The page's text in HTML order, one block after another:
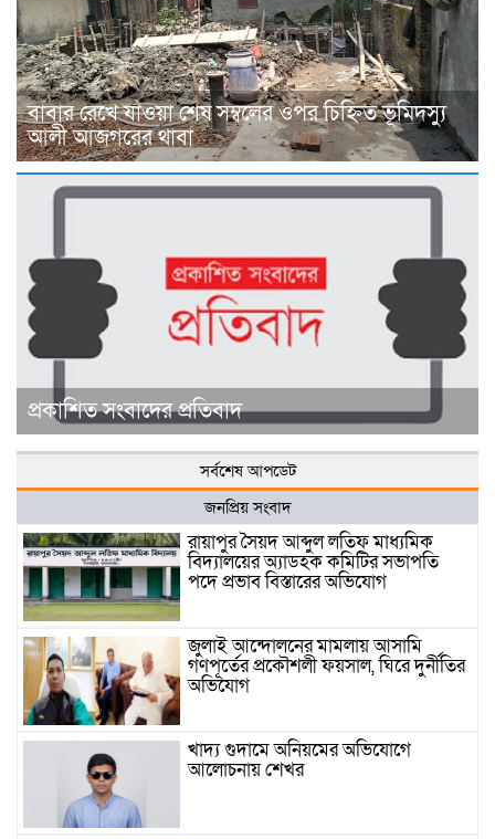
বাবার রেখে যাওয়া শেষ সম্বলের ওপর চিহ্নিত ভূমিদস্যু
আলী আজগরের থাবা
প্রকাশিত সংবাদের প্রতিবাদ
সর্বশেষ আপডেট
জনপ্রিয় সংবাদ
রায়াপুর সৈয়দ আব্দুল লতিফ মাধ্যমিক
বিদ্যালয়ের অ্যাডহক কমিটির সভাপতি
পদে প্রভাব বিস্তারের অভিযোগ
জুলাই আন্দোলনের মামলায় আসামি
গণপূর্তের প্রকৌশলী ফয়সাল, ঘিরে দুর্নীতির
অভিযোগ
খাদ্য গুদামে অনিয়মের অভিযোগে
আলোচনায় শেখর